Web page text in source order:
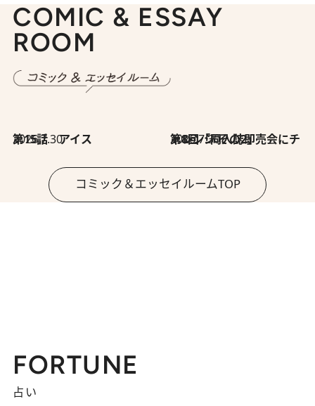
COMIC & ESSAY
ROOM
2026.7.30
第15話 アイス 2026.7.30
第8回「同人誌即売会にチャレンジ その2」
コミック＆エッセイルームTOP
FORTUNE
占い